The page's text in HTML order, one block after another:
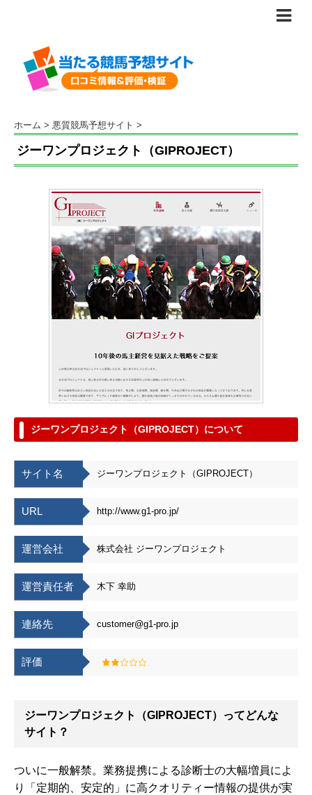
ホーム > 悪質競馬予想サイト >
ジーワンプロジェクト（GIPROJECT）
ジーワンプロジェクト（GIPROJECT）について
サイト名 ジーワンプロジェクト（GIPROJECT）
URL http://www.g1-pro.jp/
運営会社 株式会社 ジーワンプロジェクト
運営責任者 木下 幸助
連絡先 customer@g1-pro.jp
評価
ジーワンプロジェクト（GIPROJECT）ってどんな
サイト？
ついに一般解禁。業務提携による診断士の大幅増員によ
り「定期的、安定的」に高クオリティー情報の提供が実